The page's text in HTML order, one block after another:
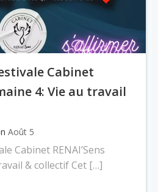
Cabinet
4: Vie au travail
Août 5
Cabinet RENAI’Sens
& collectif Cet […]